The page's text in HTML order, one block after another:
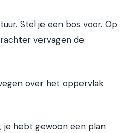
Stel je een bos voor. Op
vervagen de
over het oppervlak
hebt gewoon een plan